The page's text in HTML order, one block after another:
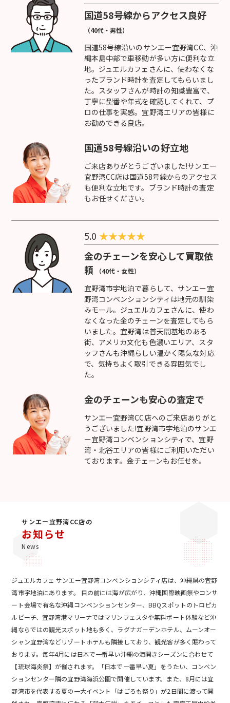
国道58号線からアクセス良好
（40代・男性）
国道58号線沿いのサンエー宜野湾CC、沖
縄本島中部で車移動が多い方に便利な立
地。ジュエルカフェさんに、使わなくな
ったブランド時計を査定してもらいまし
た。スタッフさんが時計の知識豊富で、
丁寧に型番や年式を確認してくれて、プ
ロの仕事を実感。宜野湾エリアの皆様に
お勧めできる良店。
国道58号線沿いの好立地
ご来店ありがとうございました!サンエー
宜野湾CC店は国道58号線からのアクセス
も便利な立地です。ブランド時計の査定
もお任せください。
5.0 ★★★★★
金のチェーンを安心して買取依
頼
（40代・女性）
宜野湾市宇地泊で暮らして、サンエー宜
野湾コンベンションシティは地元の馴染
みモール。ジュエルカフェさんに、使わ
なくなった金のチェーンを査定してもら
いました。宜野湾は普天間基地のある
街、アメリカ文化も色濃いエリア、スタ
ッフさんも沖縄らしい温かく陽気な対応
で、気持ちよく取引できる雰囲気でし
た。
金のチェーンも安心の査定で
サンエー宜野湾CC店へのご来店ありがと
うございました!宜野湾市宇地泊のサンエ
ー宜野湾コンベンションシティで、宜野
湾・北谷エリアの皆様にご利用いただい
ております。金チェーンもお任せを。
サンエー宜野湾CC店の
お知らせ
News
ジュエルカフェ サンエー宜野湾コンベンションシティ店は、沖縄県の宜野
湾市宇地泊にあります。 目の前には海が広がり、沖縄国際映画祭やコンサ
ート会場で有名な沖縄コンベンションセンター、BBQスポットのトロピカ
ルビーチ、宜野湾港マリーナではマリンフェスタや無料ボート体験など沖
縄ならではの観光スポット地も多く、ラグナガーデンホテル、ムーンオー
シャン宜野湾などリゾートホテルも隣接しており、観光客が多く賑わって
おります。毎年4月には日本で一番早い沖縄の海開きシーズンに合わせて
【琉球海炎祭】が催されます。「日本で一番早い夏」をうたい、コンベン
ションセンター隣の宜野湾海浜公園で開催しています。また、8月には宜
野湾市を代表する夏の一大イベント「はごろも祭り」が2日間に渡って開